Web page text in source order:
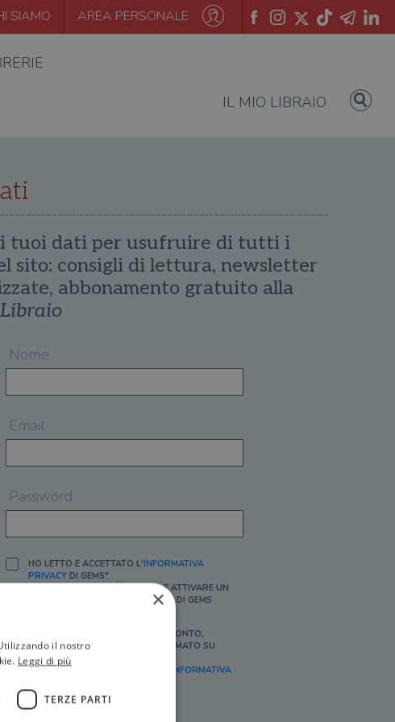
SIAMO AREA PERSONALE
IL MIO LIBRAIO
i tuoi dati per usufruire di tutti i
sito: consigli di lettura, newsletter
abbonamento gratuito alla
Nome
Email
Password
HO LETTO E ACCETTATO L'INFORMATIVA
PRIVACYDI GEMS*
IN MANCANZA NON È POSSIBILE ATTIVARE UN
ACCOUNT E/O RICEVERE I SERVIZI DI GEMS
SÌ, DESIDERO RICEVERE BUONI SCONTO,
OFFERTE SPECIALI, ESSERE INFORMATO SU
PROMOZIONI E NOVITÀ.
[FINALITÀ MARKETING, ART.2 (E),
INFORMATIVA
×
il nostro
Leggi di più
TERZE PARTI